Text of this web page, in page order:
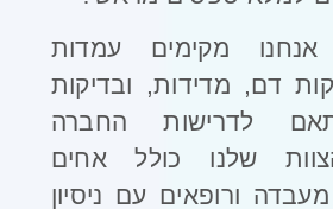
מקימים עמדות
דם, מדידות, ובדיקות
לדרישות החברה
שלנו כולל אחים
ורופאים עם ניסיון